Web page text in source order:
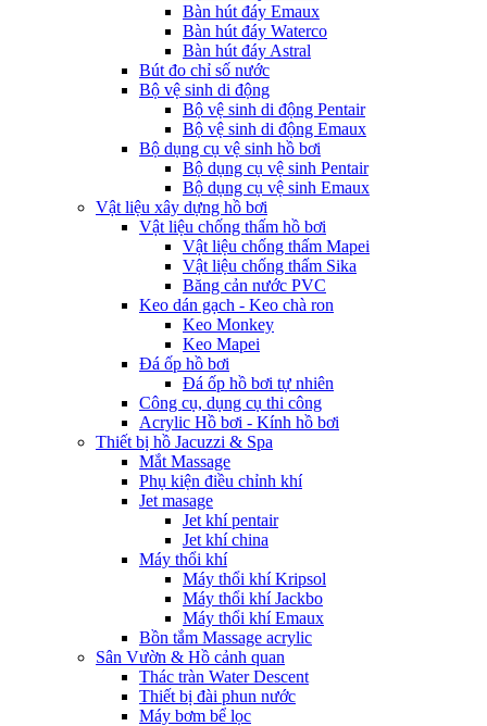
Bàn hút đáy Emaux
Bàn hút đáy Waterco
Bàn hút đáy Astral
Bút đo chỉ số nước
Bộ vệ sinh di động
Bộ vệ sinh di động Pentair
Bộ vệ sinh di động Emaux
Bộ dụng cụ vệ sinh hồ bơi
Bộ dụng cụ vệ sinh Pentair
Bộ dụng cụ vệ sinh Emaux
Vật liệu xây dựng hồ bơi
Vật liệu chống thấm hồ bơi
Vật liệu chống thấm Mapei
Vật liệu chống thấm Sika
Băng cản nước PVC
Keo dán gạch - Keo chà ron
Keo Monkey
Keo Mapei
Đá ốp hồ bơi
Đá ốp hồ bơi tự nhiên
Công cụ, dụng cụ thi công
Acrylic Hồ bơi - Kính hồ bơi
Thiết bị hồ Jacuzzi & Spa
Mắt Massage
Phụ kiện điều chỉnh khí
Jet masage
Jet khí pentair
Jet khí china
Máy thổi khí
Máy thổi khí Kripsol
Máy thổi khí Jackbo
Máy thổi khí Emaux
Bồn tắm Massage acrylic
Sân Vườn & Hồ cảnh quan
Thác tràn Water Descent
Thiết bị đài phun nước
Máy bơm bể lọc